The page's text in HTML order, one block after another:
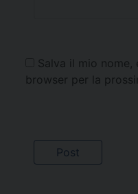
Salva il mio
browser per la